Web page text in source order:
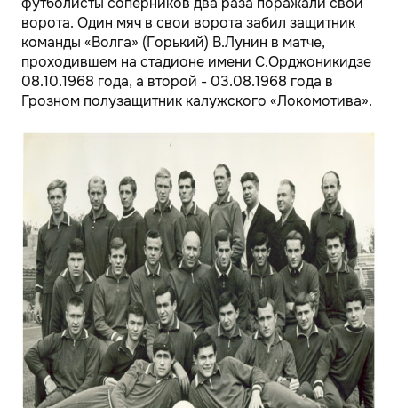
ворота. Один мяч в свои ворота забил защитник
команды «Волга» (Горький) В.Лунин в матче,
проходившем на стадионе имени С.Орджоникидзе
08.10.1968 года, а второй - 03.08.1968 года в
Грозном полузащитник калужского «Локомотива».